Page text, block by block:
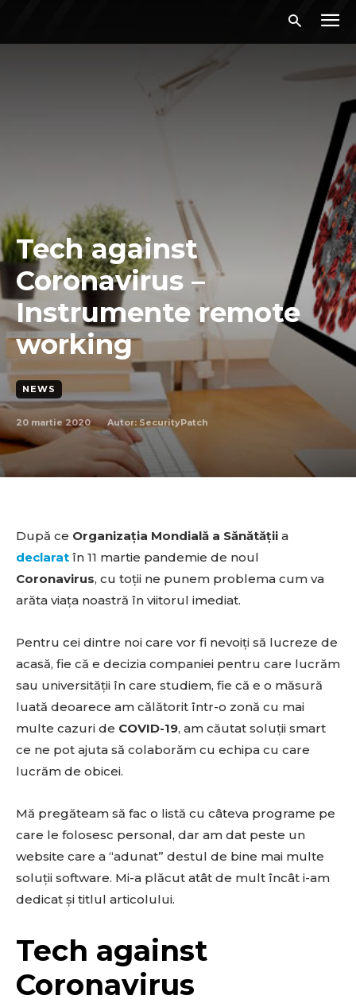
Tech against
Coronavirus –
Instrumente remote
working
NEWS
20 martie 2020 Autor: SecurityPatch
După ce Organizația Mondială a Sănătății a
declarat în 11 martie pandemie de noul
Coronavirus, cu toții ne punem problema cum va
arăta viața noastră în viitorul imediat.
Pentru cei dintre noi care vor fi nevoiți să lucreze de
acasă, fie că e decizia companiei pentru care lucrăm
sau universității în care studiem, fie că e o măsură
luată deoarece am călătorit într-o zonă cu mai
multe cazuri de COVID-19, am căutat soluții smart
ce ne pot ajuta să colaborăm cu echipa cu care
lucrăm de obicei.
Mă pregăteam să fac o listă cu câteva programe pe
care le folosesc personal, dar am dat peste un
website care a “adunat” destul de bine mai multe
soluții software. Mi-a plăcut atât de mult încât i-am
dedicat și titlul articolului.
Tech against
Coronavirus